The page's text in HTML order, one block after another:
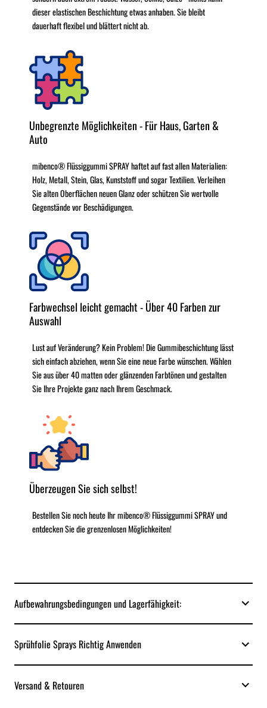
dieser elastischen Beschichtung etwas anhaben. Sie bleibt
dauerhaft flexibel und blättert nicht ab.
Unbegrenzte Möglichkeiten - Für Haus, Garten &
Auto
mibenco® Flüssiggummi SPRAY haftet auf fast allen Materialien:
Holz, Metall, Stein, Glas, Kunststoff und sogar Textilien. Verleihen
Sie alten Oberflächen neuen Glanz oder schützen Sie wertvolle
Gegenstände vor Beschädigungen.
Farbwechsel leicht gemacht - Über 40 Farben zur
Auswahl
Lust auf Veränderung? Kein Problem! Die Gummibeschichtung lässt
sich einfach abziehen, wenn Sie eine neue Farbe wünschen. Wählen
Sie aus über 40 matten oder glänzenden Farbtönen und gestalten
Sie Ihre Projekte ganz nach Ihrem Geschmack.
Überzeugen Sie sich selbst!
Bestellen Sie noch heute Ihr mibenco® Flüssiggummi SPRAY und
entdecken Sie die grenzenlosen Möglichkeiten!
Aufbewahrungsbedingungen und Lagerfähigkeit:
Sprühfolie Sprays Richtig Anwenden
Versand & Retouren